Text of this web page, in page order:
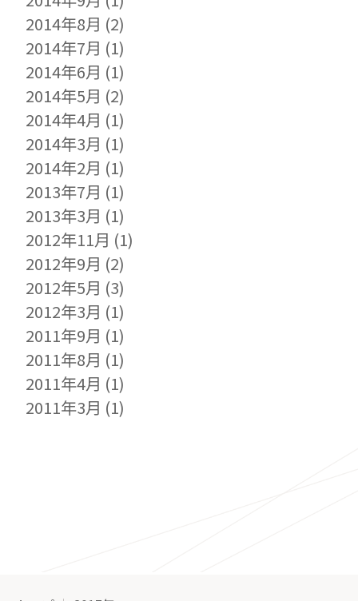
2014年8月 (2)
2014年7月 (1)
2014年6月 (1)
2014年5月 (2)
2014年4月 (1)
2014年3月 (1)
2014年2月 (1)
2013年7月 (1)
2013年3月 (1)
2012年11月 (1)
2012年9月 (2)
2012年5月 (3)
2012年3月 (1)
2011年9月 (1)
2011年8月 (1)
2011年4月 (1)
2011年3月 (1)